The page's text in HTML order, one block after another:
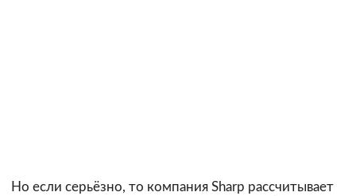
Но если серьёзно, то компания Sharp рассчитывает